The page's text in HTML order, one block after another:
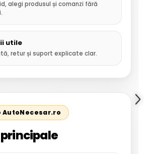
alegi produsul și comanzi fără
utile
retur și suport explicate clar.
AutoNecesar.ro